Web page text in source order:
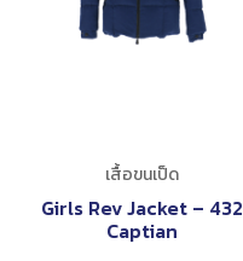
เสื้อขนเป็ด
Girls Rev Jacket – 432
Captian